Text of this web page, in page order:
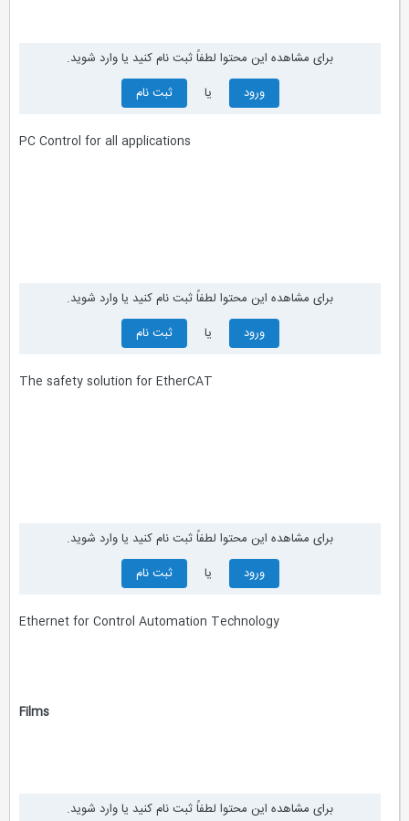
برای مشاهده این محتوا لطفاً ثبت نام کنید یا وارد شوید.
ورود
ثبت نام
PC Control for all applications
برای مشاهده این محتوا لطفاً ثبت نام کنید یا وارد شوید.
ورود
ثبت نام
The safety solution for EtherCAT
برای مشاهده این محتوا لطفاً ثبت نام کنید یا وارد شوید.
ورود
ثبت نام
Ethernet for Control Automation Technology
Films
برای مشاهده این محتوا لطفاً ثبت نام کنید یا وارد شوید.